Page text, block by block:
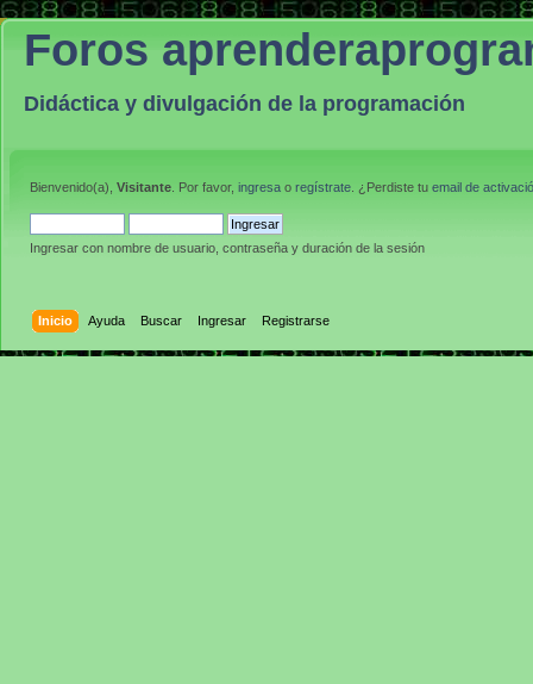
Foros
Didáctica y divulgación de la programación
Bienvenido(a), Visitante . Por favor, ingresa o regístrate . ¿Perdiste tu email de
Ingresar con nombre de usuario, contraseña y duración de la sesión
Inicio Ayuda Buscar Ingresar Registrarse